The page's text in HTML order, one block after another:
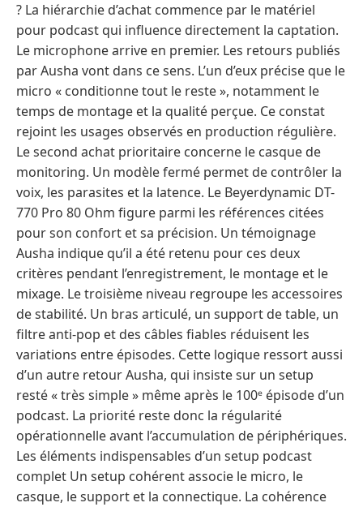
? La hiérarchie d’achat commence par le matériel
pour podcast qui influence directement la captation.
Le microphone arrive en premier. Les retours publiés
par Ausha vont dans ce sens. L’un d’eux précise que le
micro « conditionne tout le reste », notamment le
temps de montage et la qualité perçue. Ce constat
rejoint les usages observés en production régulière.
Le second achat prioritaire concerne le casque de
monitoring. Un modèle fermé permet de contrôler la
voix, les parasites et la latence. Le Beyerdynamic DT-
770 Pro 80 Ohm figure parmi les références citées
pour son confort et sa précision. Un témoignage
Ausha indique qu’il a été retenu pour ces deux
critères pendant l’enregistrement, le montage et le
mixage. Le troisième niveau regroupe les accessoires
de stabilité. Un bras articulé, un support de table, un
filtre anti-pop et des câbles fiables réduisent les
variations entre épisodes. Cette logique ressort aussi
d’un autre retour Ausha, qui insiste sur un setup
resté « très simple » même après le 100ᵉ épisode d’un
podcast. La priorité reste donc la régularité
opérationnelle avant l’accumulation de périphériques.
Les éléments indispensables d’un setup podcast
complet Un setup cohérent associe le micro, le
casque, le support et la connectique. La cohérence